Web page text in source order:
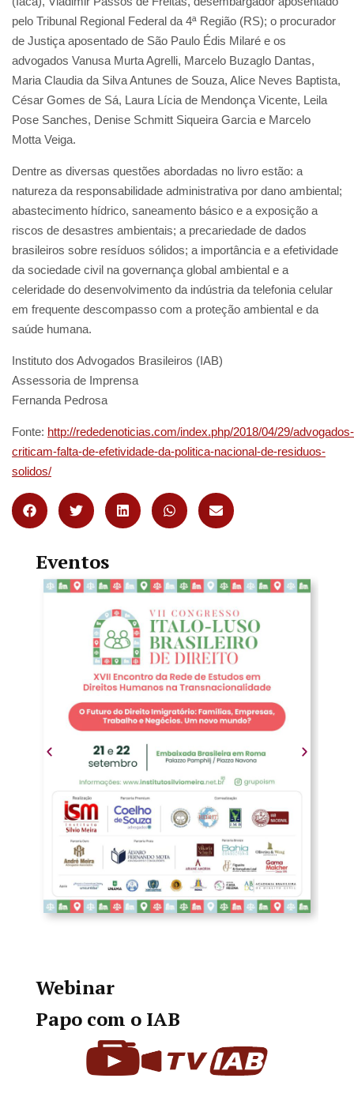
pelo Tribunal Regional Federal da 4ª Região (RS); o procurador
de Justiça aposentado de São Paulo Édis Milaré e os
advogados Vanusa Murta Agrelli, Marcelo Buzaglo Dantas,
Maria Claudia da Silva Antunes de Souza, Alice Neves Baptista,
César Gomes de Sá, Laura Lícia de Mendonça Vicente, Leila
Pose Sanches, Denise Schmitt Siqueira Garcia e Marcelo
Motta Veiga.
Dentre as diversas questões abordadas no livro estão: a
natureza da responsabilidade administrativa por dano ambiental;
abastecimento hídrico, saneamento básico e a exposição a
riscos de desastres ambientais; a precariedade de dados
brasileiros sobre resíduos sólidos; a importância e a efetividade
da sociedade civil na governança global ambiental e a
celeridade do desenvolvimento da indústria da telefonia celular
em frequente descompasso com a proteção ambiental e da
saúde humana.
Instituto dos Advogados Brasileiros (IAB)
Assessoria de Imprensa
Fernanda Pedrosa
Fonte: http://rededenoticias.com/index.php/2018/04/29/advogados-
criticam-falta-de-efetividade-da-politica-nacional-de-residuos-
solidos/
Eventos
Webinar
Papo com o IAB